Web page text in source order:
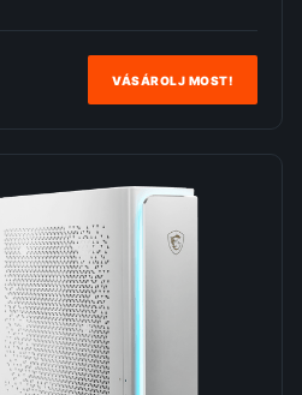
VÁSÁROLJ MOST!